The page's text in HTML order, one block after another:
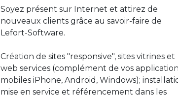
Soyez présent sur Internet et attirez de
nouveaux clients grâce au savoir-faire de
Lefort-Software.
Création de sites "responsive", sites vitrines et
web services (complément de vos
mobiles iPhone, Android, Windows);
mise en service et référencement dans les